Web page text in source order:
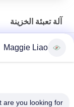
آلة تعبئة الخزينة
أجهزة سلة العبوة
آلة صناعة الخزف
آلة قولبة اللب
Maggie Liao
you looking for?